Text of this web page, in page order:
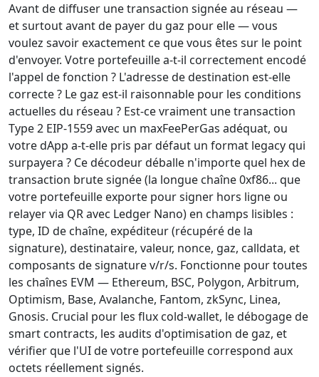
Avant de diffuser une transaction signée au réseau —
et surtout avant de payer du gaz pour elle — vous
voulez savoir exactement ce que vous êtes sur le point
d'envoyer. Votre portefeuille a-t-il correctement encodé
l'appel de fonction ? L'adresse de destination est-elle
correcte ? Le gaz est-il raisonnable pour les conditions
actuelles du réseau ? Est-ce vraiment une transaction
Type 2 EIP-1559 avec un maxFeePerGas adéquat, ou
votre dApp a-t-elle pris par défaut un format legacy qui
surpayera ? Ce décodeur déballe n'importe quel hex de
transaction brute signée (la longue chaîne 0xf86... que
votre portefeuille exporte pour signer hors ligne ou
relayer via QR avec Ledger Nano) en champs lisibles :
type, ID de chaîne, expéditeur (récupéré de la
signature), destinataire, valeur, nonce, gaz, calldata, et
composants de signature v/r/s. Fonctionne pour toutes
les chaînes EVM — Ethereum, BSC, Polygon, Arbitrum,
Optimism, Base, Avalanche, Fantom, zkSync, Linea,
Gnosis. Crucial pour les flux cold-wallet, le débogage de
smart contracts, les audits d'optimisation de gaz, et
vérifier que l'UI de votre portefeuille correspond aux
octets réellement signés.